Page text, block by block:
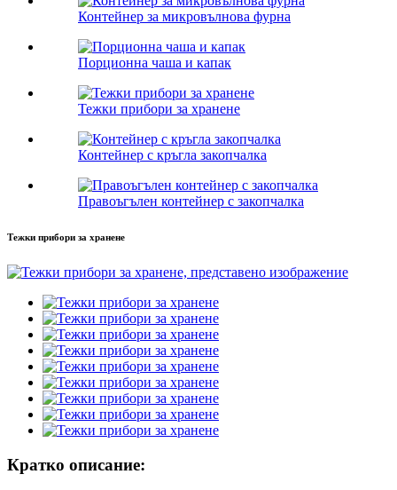
Контейнер за микровълнова фурна
Порционна чаша и капак
Тежки прибори за хранене
Контейнер с кръгла закопчалка
Правоъгълен контейнер с закопчалка
Тежки прибори за хранене
Кратко описание: